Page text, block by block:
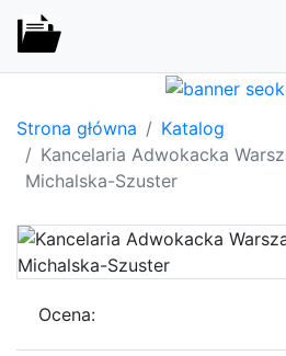
Strona główna
Katalog
Kancelaria Adwokacka
Michalska-Szuster
Ocena: